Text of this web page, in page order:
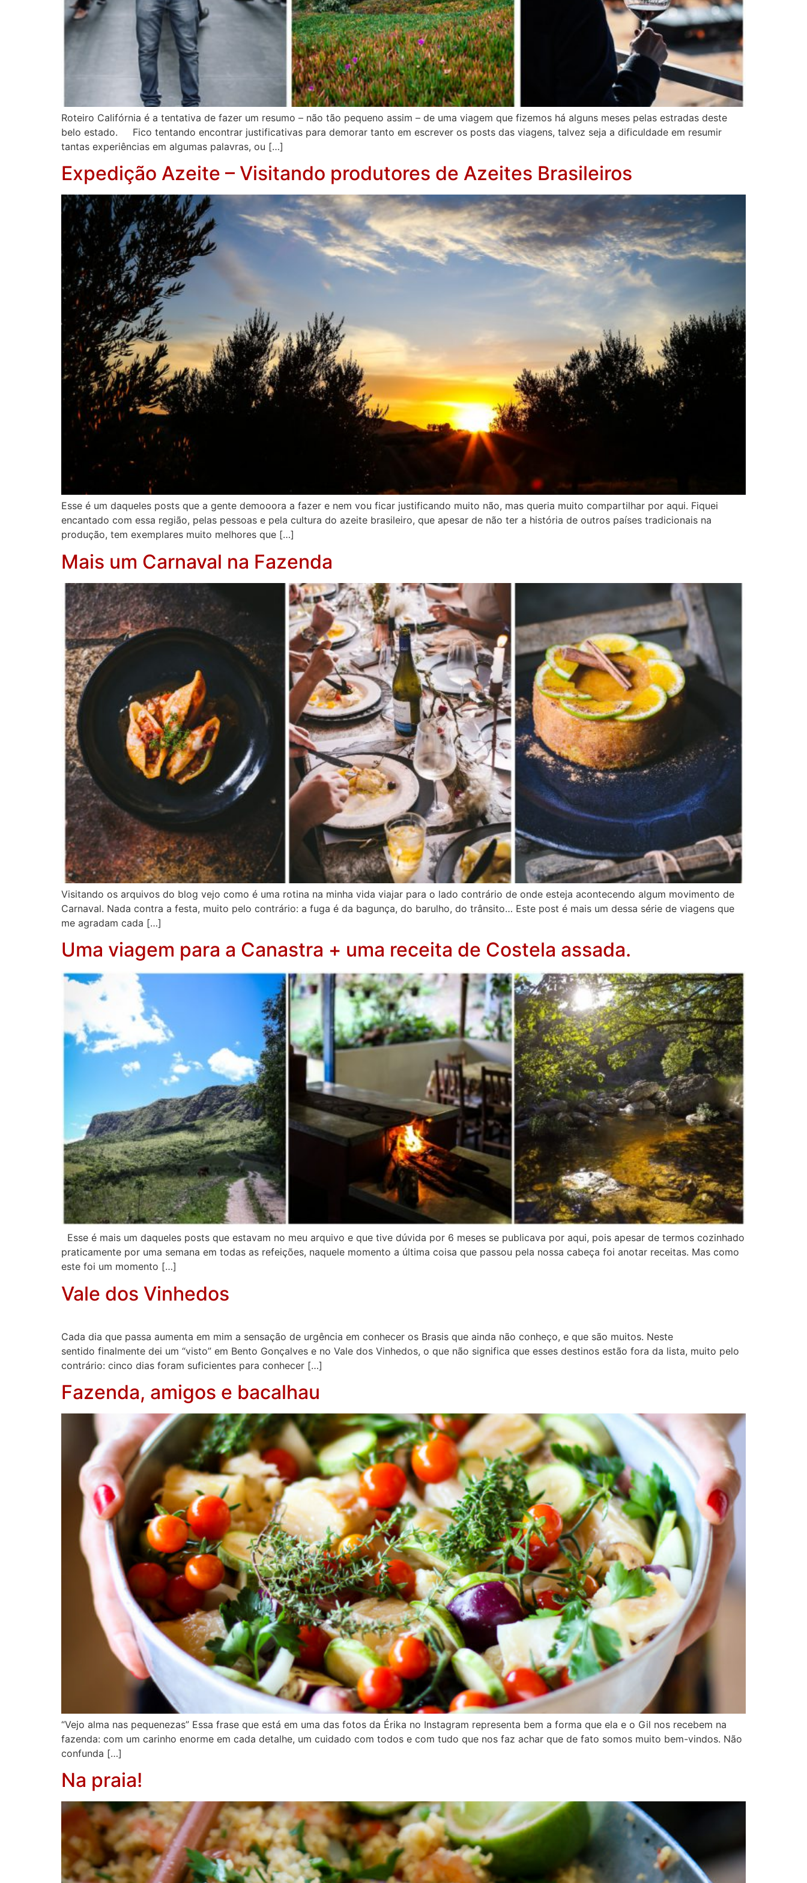
Roteiro Califórnia é a tentativa de fazer um resumo – não tão pequeno assim – de uma viagem que fizemos há alguns meses pelas estradas deste
belo estado. Fico tentando encontrar justificativas para demorar tanto em escrever os posts das viagens, talvez seja a dificuldade em resumir
tantas experiências em algumas palavras, ou […]
Expedição Azeite – Visitando produtores de Azeites Brasileiros
Esse é um daqueles posts que a gente demooora a fazer e nem vou ficar justificando muito não, mas queria muito compartilhar por aqui. Fiquei
encantado com essa região, pelas pessoas e pela cultura do azeite brasileiro, que apesar de não ter a história de outros países tradicionais na
produção, tem exemplares muito melhores que […]
Mais um Carnaval na Fazenda
Visitando os arquivos do blog vejo como é uma rotina na minha vida viajar para o lado contrário de onde esteja acontecendo algum movimento de
Carnaval. Nada contra a festa, muito pelo contrário: a fuga é da bagunça, do barulho, do trânsito… Este post é mais um dessa série de viagens que
me agradam cada […]
Uma viagem para a Canastra + uma receita de Costela assada.
Esse é mais um daqueles posts que estavam no meu arquivo e que tive dúvida por 6 meses se publicava por aqui, pois apesar de termos cozinhado
praticamente por uma semana em todas as refeições, naquele momento a última coisa que passou pela nossa cabeça foi anotar receitas. Mas como
este foi um momento […]
Vale dos Vinhedos
Cada dia que passa aumenta em mim a sensação de urgência em conhecer os Brasis que ainda não conheço, e que são muitos. Neste
sentido finalmente dei um “visto” em Bento Gonçalves e no Vale dos Vinhedos, o que não significa que esses destinos estão fora da lista, muito pelo
contrário: cinco dias foram suficientes para conhecer […]
Fazenda, amigos e bacalhau
“Vejo alma nas pequenezas” Essa frase que está em uma das fotos da Érika no Instagram representa bem a forma que ela e o Gil nos recebem na
fazenda: com um carinho enorme em cada detalhe, um cuidado com todos e com tudo que nos faz achar que de fato somos muito bem-vindos. Não
confunda […]
Na praia!